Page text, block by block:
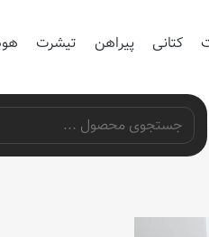
کتانی پیراهن تیشرت